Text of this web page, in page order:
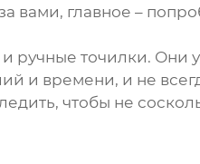
главное –
ручные точилки. Они
и времени, и не
чтобы не